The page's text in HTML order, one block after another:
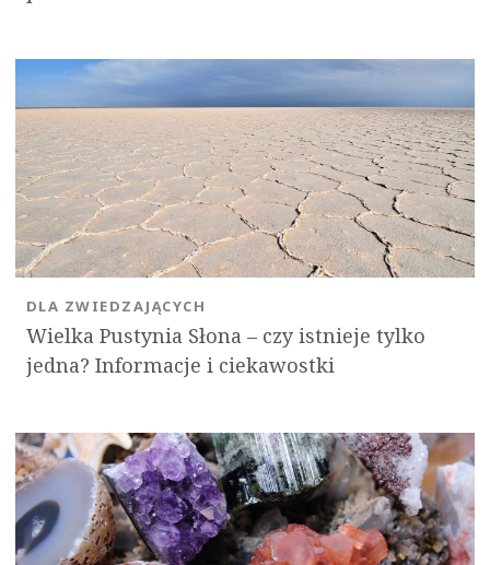
Wielka Pustynia Słona – czy istnieje tylko
jedna? Informacje i ciekawostki
DLA ZWIEDZAJĄCYCH